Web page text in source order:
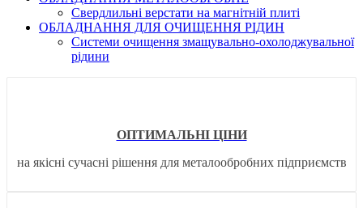
Свердлильні верстати на магнітній плиті
ОБЛАДНАННЯ ДЛЯ ОЧИЩЕННЯ РІДИН
Системи очищення змащувально-охолоджувальної
рідини
ОПТИМАЛЬНІ ЦІНИ
на якісні сучасні рішення для металообробних підприємств